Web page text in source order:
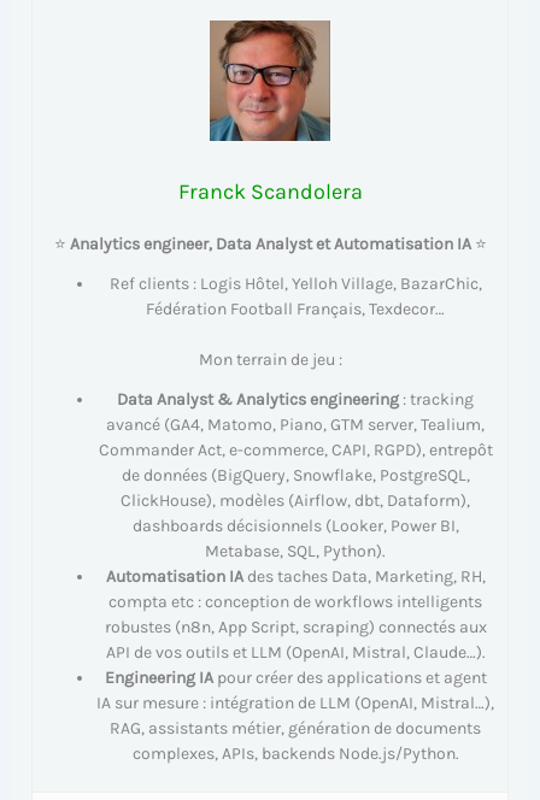
Franck Scandolera
⭐ Analytics engineer, Data Analyst et Automatisation IA⭐
Ref clients : Logis Hôtel, Yelloh Village, BazarChic,
Fédération Football Français, Texdecor…
Mon terrain de jeu :
Data Analyst & Analytics engineering : tracking
avancé (GA4, Matomo, Piano, GTM server, Tealium,
Commander Act, e-commerce, CAPI, RGPD), entrepôt
de données (BigQuery, Snowflake, PostgreSQL,
ClickHouse), modèles (Airflow, dbt, Dataform),
dashboards décisionnels (Looker, Power BI,
Metabase, SQL, Python).
Automatisation IAdes taches Data, Marketing, RH,
compta etc : conception de workflows intelligents
robustes (n8n, App Script, scraping) connectés aux
API de vos outils et LLM (OpenAI, Mistral, Claude…).
Engineering IApour créer des applications et agent
IA sur mesure : intégration de LLM (OpenAI, Mistral…),
RAG, assistants métier, génération de documents
complexes, APIs, backends Node.js/Python.